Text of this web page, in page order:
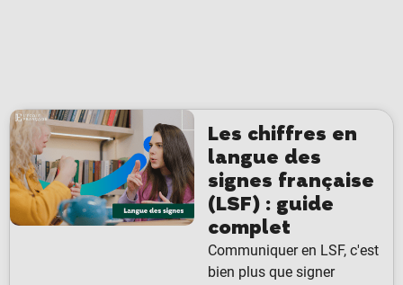
Les chiffres en
langue des
signes française
(LSF) : guide
complet
Communiquer en LSF, c'est
bien plus que signer